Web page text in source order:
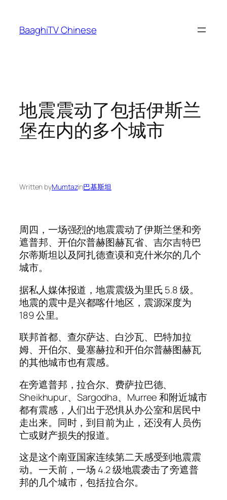
content
BaaghiTV Chinese
地震震动了包括伊斯兰
堡在内的多个城市
Written byMumtazin巴基斯坦
周四，一场强烈的地震震动了伊斯兰堡和旁
遮普邦、开伯尔普赫图赫瓦省、吉尔吉特巴
尔蒂斯坦以及阿扎德查谟和克什米尔的几个
城市。
据私人媒体报道，地震震级为里氏 5.8 级。
地震的震中是兴都喀什地区，震源深度为
189 公里。
联邦首都、查尔萨达、白沙瓦、巴特加拉
姆、开伯尔、曼塞赫拉和开伯尔普赫图赫瓦
的其他城市也有震感。
在旁遮普邦，拉合尔、费萨拉巴德、
Sheikhupur、Sargodha、Murree 和附近城市
都有震感，人们出于恐惧从办公室和居民中
走出来。同时，到目前为止，还没有人员伤
亡或财产损失的报道。
这是这个南亚国家连续第二天感受到地震震
动。一天前，一场 4.2 级地震袭击了旁遮普
邦的几个城市，包括拉合尔。